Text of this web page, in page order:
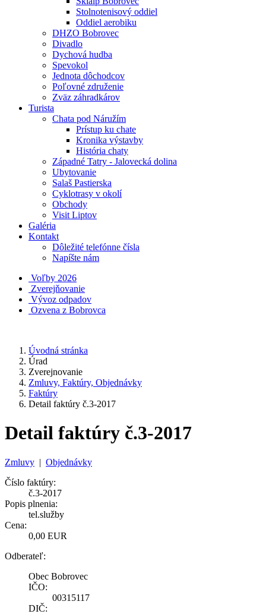
Stolnotenisový oddiel
Oddiel aerobiku
DHZO Bobrovec
Divadlo
Dychová hudba
Spevokol
Jednota dôchodcov
Poľovné združenie
Zväz záhradkárov
Turista
Chata pod Náružím
Prístup ku chate
Kronika výstavby
História chaty
Západné Tatry - Jalovecká dolina
Ubytovanie
Salaš Pastierska
Cyklotrasy v okolí
Obchody
Visit Liptov
Galéria
Kontakt
Dôležité telefónne čísla
Napíšte nám
Voľby 2026
Zverejňovanie
Vývoz odpadov
Ozvena z Bobrovca
Úvodná stránka
Úrad
Zverejnovanie
Zmluvy, Faktúry, Objednávky
Faktúry
Detail faktúry č.3-2017
Detail faktúry č.3-2017
Zmluvy | Objednávky
Číslo faktúry:
č.3-2017
Popis plnenia:
tel.služby
Cena:
0,00 EUR
Odberateľ:
Obec Bobrovec
IČO:
00315117
DIČ: